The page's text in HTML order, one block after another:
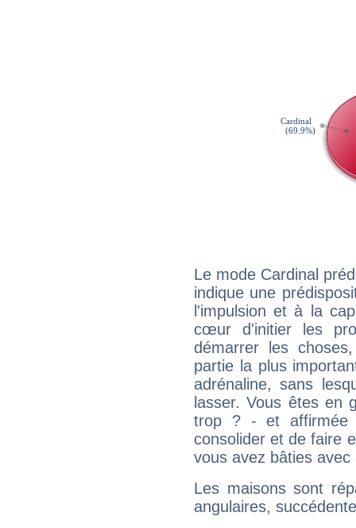
Le mode Cardinal
indique une
l'impulsion et à la
cœur d'initier les
démarrer les
partie la plus
adrénaline, sans
lasser. Vous êtes en
trop ? - et affirmée
consolider et de faire
vous avez bâties avec
Les maisons sont
angulaires,